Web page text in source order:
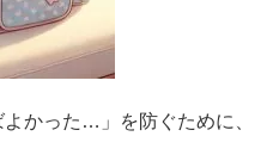
よかった…」を防ぐために、